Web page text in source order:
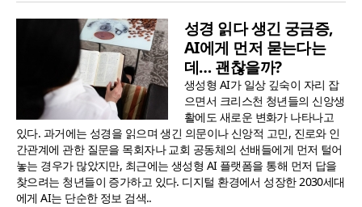
성경 읽다 생긴 궁금증,
AI에게 먼저 묻는다는
데… 괜찮을까?
생성형 AI가 일상 깊숙이 자리 잡
으면서 크리스천 청년들의 신앙생
활에도 새로운 변화가 나타나고
있다. 과거에는 성경을 읽으며 생긴 의문이나 신앙적 고민, 진로와 인
간관계에 관한 질문을 목회자나 교회 공동체의 선배들에게 먼저 털어
놓는 경우가 많았지만, 최근에는 생성형 AI 플랫폼을 통해 먼저 답을
찾으려는 청년들이 증가하고 있다. 디지털 환경에서 성장한 2030세대
에게 AI는 단순한 정보 검색..